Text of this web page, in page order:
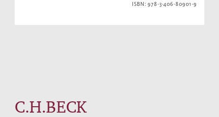
ISBN: 978-3-406-80901-9
C.H.BECK